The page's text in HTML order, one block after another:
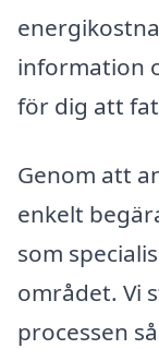
information
för dig att
Genom att
enkelt
som
området. Vi
processen